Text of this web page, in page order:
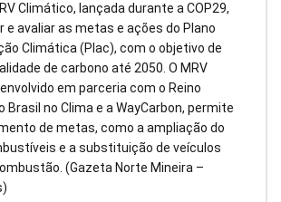
Climático, lançada durante a COP29,
e avaliar as metas e ações do Plano
Climática (Plac), com o objetivo de
de carbono até 2050. O MRV
em parceria com o Reino
Brasil no Clima e a WayCarbon, permite
de metas, como a ampliação do
e a substituição de veículos
(Gazeta Norte Mineira –